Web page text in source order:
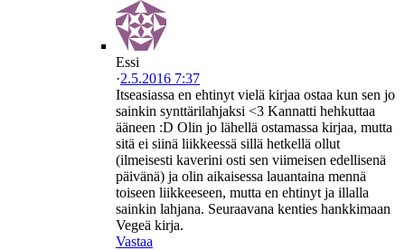
Essi
·2.5.2016 7:37
Itseasiassa en ehtinyt vielä kirjaa ostaa kun sen jo
sainkin synttärilahjaksi <3 Kannatti hehkuttaa
ääneen :D Olin jo lähellä ostamassa kirjaa, mutta
sitä ei siinä liikkeessä sillä hetkellä ollut
(ilmeisesti kaverini osti sen viimeisen edellisenä
päivänä) ja olin aikaisessa lauantaina mennä
toiseen liikkeeseen, mutta en ehtinyt ja illalla
sainkin lahjana. Seuraavana kenties hankkimaan
Vegeä kirja.
Vastaa